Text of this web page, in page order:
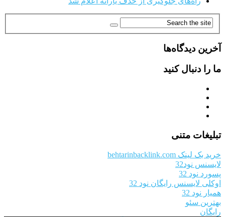
آخرین دیدگاه‌ها
ما را دنبال کنید
تبلیغات متنی
خرید بک لینک behtarinbacklink.com
لایسنس نود32
پسورد نود 32
اوکلی لایسنس رایگان نود 32
همیار نود 32
بهترین سئو
رایگان